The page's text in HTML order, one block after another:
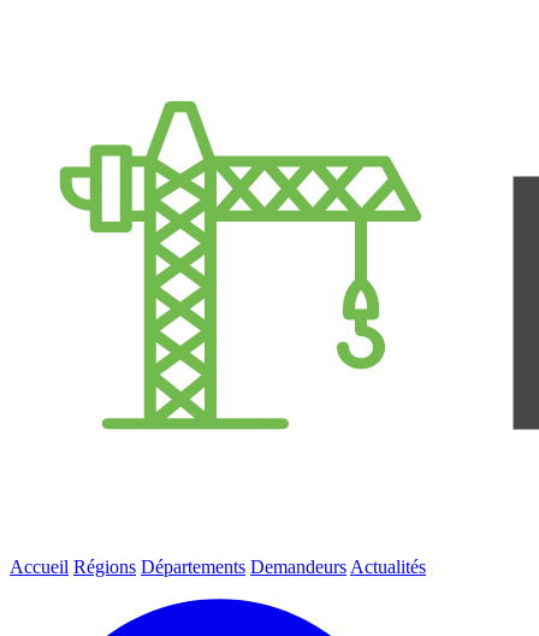
Accueil Régions Départements Demandeurs Actualités